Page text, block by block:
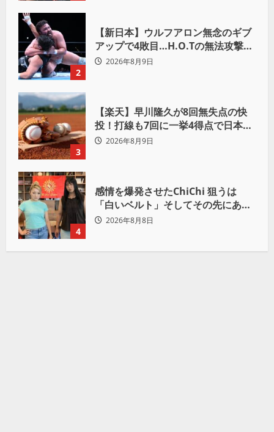
2
【新日本】ウルフアロン無念のギブ
アップで4敗目…H.O.Tの無法攻撃に
屈す「まだまだ俺自身の力はこんな
2026年8月9日
3
【楽天】早川隆久が8回無失点の快
投！打線も7回に一挙4得点で日本ハ
ムを完封
2026年8月9日
4
感情を爆発させたChiChi 狙うは
「白いベルト」そしてその先にある
世界へ
2026年8月8日